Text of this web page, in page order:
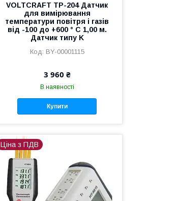
VOLTCRAFT TP-204 Датчик
для вимірювання
температури повітря і газів
від -100 до +600 ° C 1,00 м.
Датчик типу K
BY-00001115
3 960 ₴
В наявності
Купити
Ціна з ПДВ